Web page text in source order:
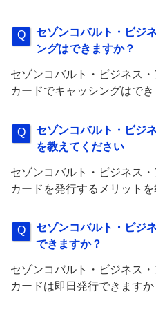
セゾンコバルト・ビジ
ングはできますか？
セゾンコバルト・ビジネス
カードでキャッシングはでき
セゾンコバルト・ビジ
を教えてください
セゾンコバルト・ビジネス
カードを発行するメリットを
セゾンコバルト・ビジ
できますか？
セゾンコバルト・ビジネス
カードは即日発行できますか